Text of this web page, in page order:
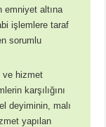
emniyet altına
işlemlere taraf
sorumlu
ve hizmet
karşılığını
deyiminin, malı
yapılan